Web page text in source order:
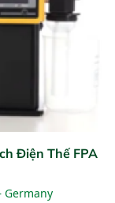
Điện Thế FPA
Germany